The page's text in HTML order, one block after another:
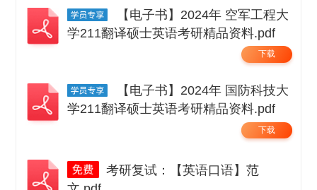
学211翻译硕士英语考研精品资料.pdf
下载
学211翻译硕士英语考研精品资料.pdf
下载
考研复试：【英语口语】范